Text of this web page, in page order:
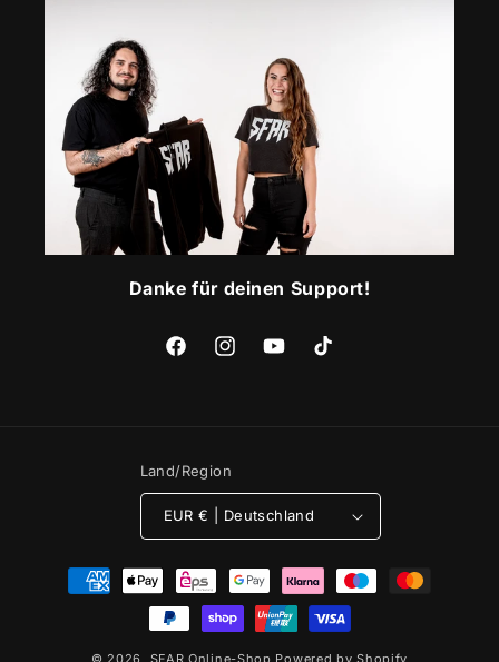
Danke für deinen Support!
FacebookInstagramYouTubeTikTok
Land/Region
EUR € | Deutschland
Zahlungsmethoden
© 2026, SFAR Online-Shop Powered by Shopify